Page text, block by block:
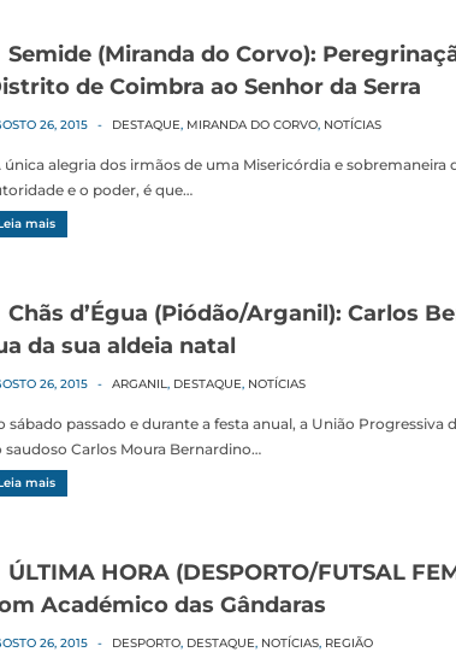
Semide (Miranda do Corvo):
de Coimbra ao Senhor da Serra
26, 2015 - DESTAQUE, MIRANDA DO CORVO, NOTÍCIAS
única alegria dos irmãos de uma Misericórdia e
e o poder, é que…
mais
Chãs d’Égua (Piódão/Arganil): Carlos
da sua aldeia natal
26, 2015 - ARGANIL, DESTAQUE, NOTÍCIAS
sábado passado e durante a festa anual, a União Progressiva
saudoso Carlos Moura Bernardino…
mais
ÚLTIMA HORA (DESPORTO/FUTSAL
Académico das Gândaras
26, 2015 - DESPORTO, DESTAQUE, NOTÍCIAS, REGIÃO